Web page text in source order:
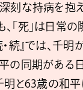
深刻な持病を抱
「死」は日常
・続』では、千
の同期がある
明と63歳の和平